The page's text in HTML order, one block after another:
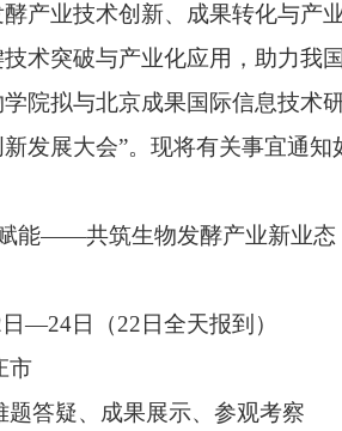
产业技术创新、成果转化与产
术突破与产业化应用，助力我
院拟与北京成果国际信息技术
发展大会”。现将有关事宜通知
能——共筑生物发酵产业新业态
—24日（22日全天报到）
市
答疑、成果展示、参观考察